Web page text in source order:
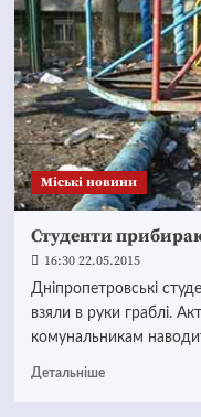
Mіські новини
Студенти
16:30 22.05.2015
Дніпропетровські
взяли в руки граблі.
комунальникам
Детальніше